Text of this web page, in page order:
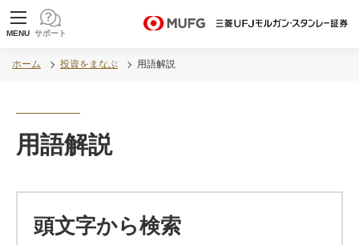
MUFG 世界が進むチカラになる。 三菱ＵＦＪモル
MENU サポート
ホーム 投資をまなぶ 用語解説
用語解説
頭文字から検索